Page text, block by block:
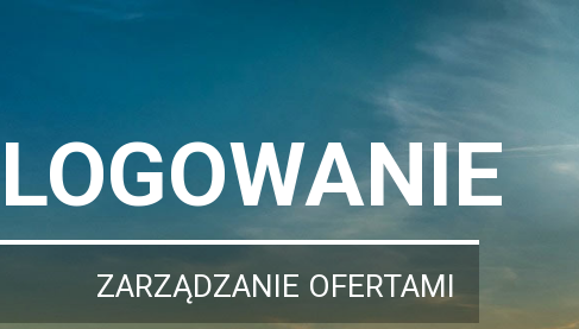
LOGOWANIE
ZARZĄDZANIE OFERTAMI